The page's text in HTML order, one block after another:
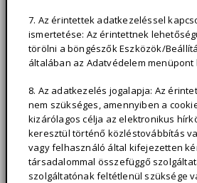
7. Az érintettek adatkezeléssel
ismertetése: Az érintettnek
törölni a böngészők Eszközök/
általában az Adatvédelem
8. Az adatkezelés jogalapja: Az
nem szükséges, amennyiben a
kizárólagos célja az elektronikus
keresztül történő közléstovábbítás
vagy felhasználó által kifejezetten
társadalommal összefüggő
szolgáltatónak feltétlenül szüksége